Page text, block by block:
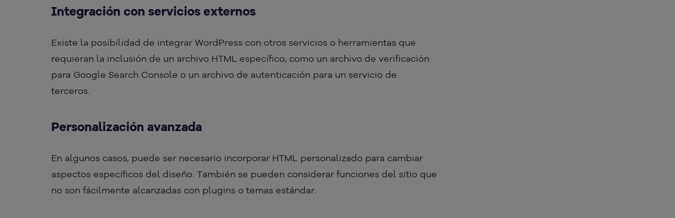
Integración con servicios externos
Existe la posibilidad de integrar WordPress con otros servicios o herramientas que
requieran la inclusión de un archivo HTML específico, como un archivo de verificación
para Google Search Console o un archivo de autenticación para un servicio de
terceros.
Personalización avanzada
En algunos casos, puede ser necesario incorporar HTML personalizado para cambiar
aspectos específicos del diseño. También se pueden considerar funciones del sitio que
no son fácilmente alcanzadas con plugins o temas estándar.